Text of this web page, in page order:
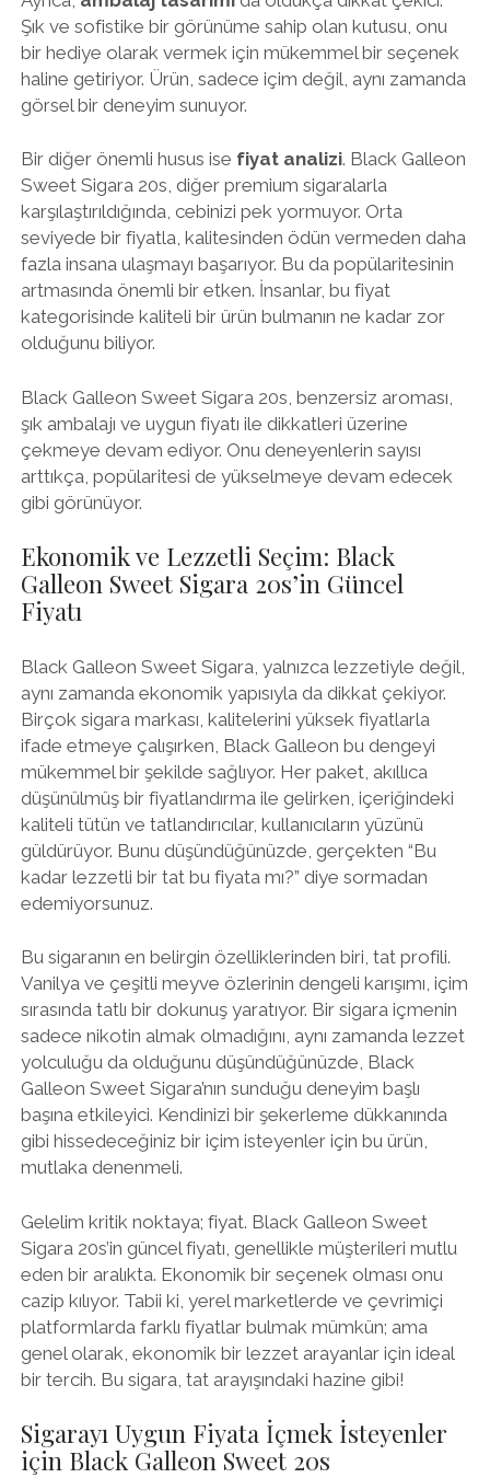
Şık ve sofistike bir görünüme sahip olan kutusu, onu
bir hediye olarak vermek için mükemmel bir seçenek
haline getiriyor. Ürün, sadece içim değil, aynı zamanda
görsel bir deneyim sunuyor.
Bir diğer önemli husus ise fiyat analizi. Black Galleon
Sweet Sigara 20s, diğer premium sigaralarla
karşılaştırıldığında, cebinizi pek yormuyor. Orta
seviyede bir fiyatla, kalitesinden ödün vermeden daha
fazla insana ulaşmayı başarıyor. Bu da popülaritesinin
artmasında önemli bir etken. İnsanlar, bu fiyat
kategorisinde kaliteli bir ürün bulmanın ne kadar zor
olduğunu biliyor.
Black Galleon Sweet Sigara 20s, benzersiz aroması,
şık ambalajı ve uygun fiyatı ile dikkatleri üzerine
çekmeye devam ediyor. Onu deneyenlerin sayısı
arttıkça, popülaritesi de yükselmeye devam edecek
gibi görünüyor.
Ekonomik ve Lezzetli Seçim: Black
Galleon Sweet Sigara 20s’in Güncel
Fiyatı
Black Galleon Sweet Sigara, yalnızca lezzetiyle değil,
aynı zamanda ekonomik yapısıyla da dikkat çekiyor.
Birçok sigara markası, kalitelerini yüksek fiyatlarla
ifade etmeye çalışırken, Black Galleon bu dengeyi
mükemmel bir şekilde sağlıyor. Her paket, akıllıca
düşünülmüş bir fiyatlandırma ile gelirken, içeriğindeki
kaliteli tütün ve tatlandırıcılar, kullanıcıların yüzünü
güldürüyor. Bunu düşündüğünüzde, gerçekten “Bu
kadar lezzetli bir tat bu fiyata mı?” diye sormadan
edemiyorsunuz.
Bu sigaranın en belirgin özelliklerinden biri, tat profili.
Vanilya ve çeşitli meyve özlerinin dengeli karışımı, içim
sırasında tatlı bir dokunuş yaratıyor. Bir sigara içmenin
sadece nikotin almak olmadığını, aynı zamanda lezzet
yolculuğu da olduğunu düşündüğünüzde, Black
Galleon Sweet Sigara’nın sunduğu deneyim başlı
başına etkileyici. Kendinizi bir şekerleme dükkanında
gibi hissedeceğiniz bir içim isteyenler için bu ürün,
mutlaka denenmeli.
Gelelim kritik noktaya; fiyat. Black Galleon Sweet
Sigara 20s’in güncel fiyatı, genellikle müşterileri mutlu
eden bir aralıkta. Ekonomik bir seçenek olması onu
cazip kılıyor. Tabii ki, yerel marketlerde ve çevrimiçi
platformlarda farklı fiyatlar bulmak mümkün; ama
genel olarak, ekonomik bir lezzet arayanlar için ideal
bir tercih. Bu sigara, tat arayışındaki hazine gibi!
Sigarayı Uygun Fiyata İçmek İsteyenler
için Black Galleon Sweet 20s